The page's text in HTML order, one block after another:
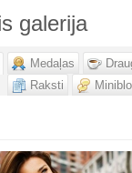
galerija
Medaļas
Raksti